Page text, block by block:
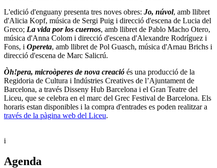
L'edició d'enguany presenta tres noves obres: Jo, núvol, amb llibret
d'Alicia Kopf, música de Sergi Puig i direcció d'escena de Lucia del
Greco; La vida por los cuernos, amb llibret de Pablo Macho Otero,
música d'Anna Colom i direcció d'escena d'Alexandre Rodríguez i
Fons, i Opereta, amb llibret de Pol Guasch, música d'Arnau Brichs i
direcció d'escena de Marc Salicrú.
Òh!pera, microòperes de nova creació és una producció de la
Regidoria de Cultura i Indústries Creatives de l’Ajuntament de
Barcelona, a través Disseny Hub Barcelona i el Gran Teatre del
Liceu, que se celebra en el marc del Grec Festival de Barcelona. Els
horaris estan disponibles i la compra d'entrades es poden realitzar a
través de la pàgina web del Liceu.
i
Agenda